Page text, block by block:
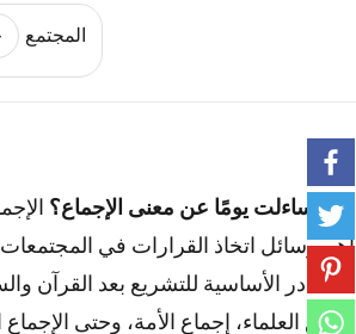
المجتمع
هل تساءلت يومًا عن معنى الإجماع؟
أهم وسائل اتخاذ القرارات في
المصادر الأساسية للتشريع بعد القرآن
إجماع العلماء، إجماع الأمة، وحتى